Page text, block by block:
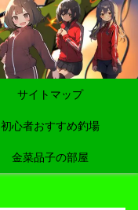
サイトマップ
初心者おすすめ釣場
金菜品子の部屋